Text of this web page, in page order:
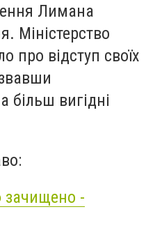
Лимана
Міністерство
про відступ своїх
більш вигідні
зачищено -